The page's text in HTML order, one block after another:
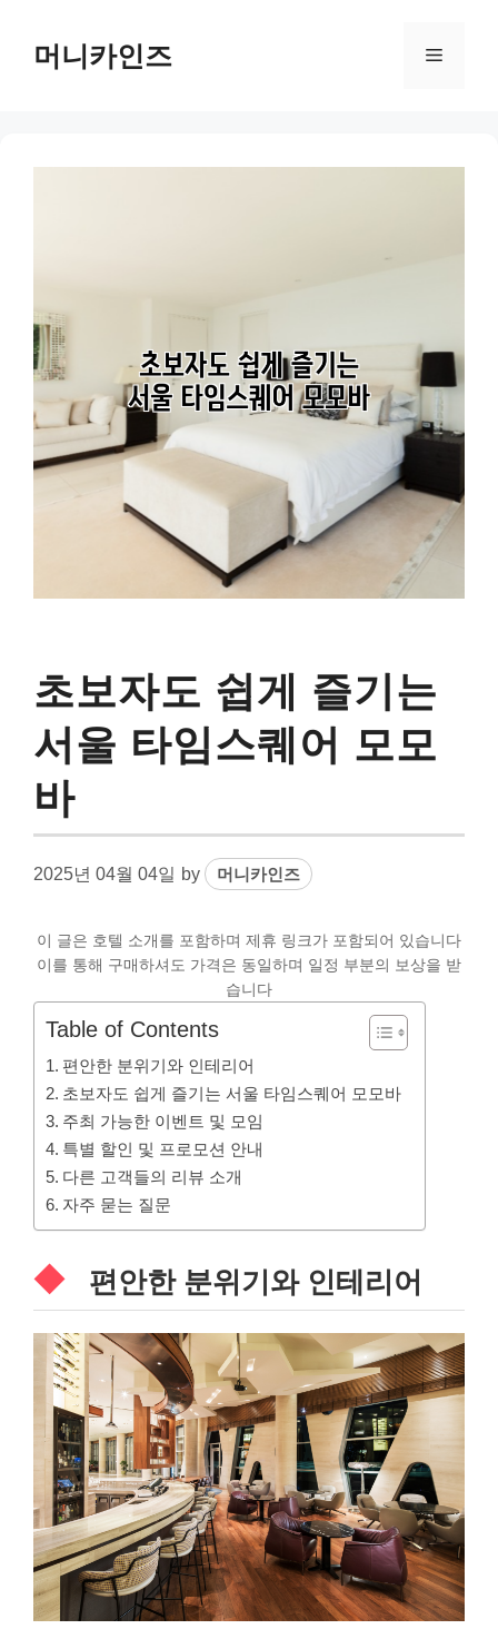
content머니카인즈 Menu
초보자도 쉽게 즐기는
서울 타임스퀘어 모모
바
2025년 04월 04일 by 머니카인즈
이 글은 호텔 소개를 포함하며 제휴 링크가 포함되어 있습니다
이를 통해 구매하셔도 가격은 동일하며 일정 부분의 보상을 받
습니다
Table of Contents
편안한 분위기와 인테리어
초보자도 쉽게 즐기는 서울 타임스퀘어 모모바
주최 가능한 이벤트 및 모임
특별 할인 및 프로모션 안내
다른 고객들의 리뷰 소개
자주 묻는 질문
편안한 분위기와 인테리어